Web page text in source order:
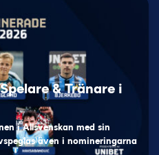
& Tränare i
i Allsvenskan med sin
även i nomineringarna